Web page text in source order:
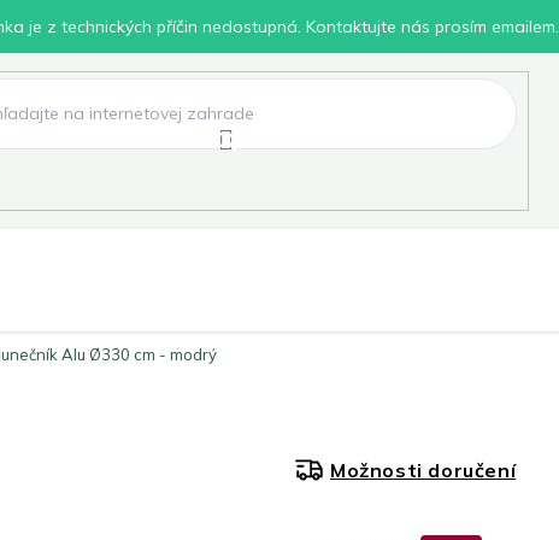
je z technických příčin nedostupná. Kontaktujte nás prosím emailem.
Alu Ø330 cm - modrý
Možnosti doručení